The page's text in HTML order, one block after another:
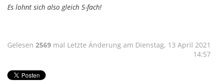
Es lohnt sich also gleich 5-fach!
Gelesen 2569 mal Letzte Änderung am Dienstag, 13 April 2021
14:57